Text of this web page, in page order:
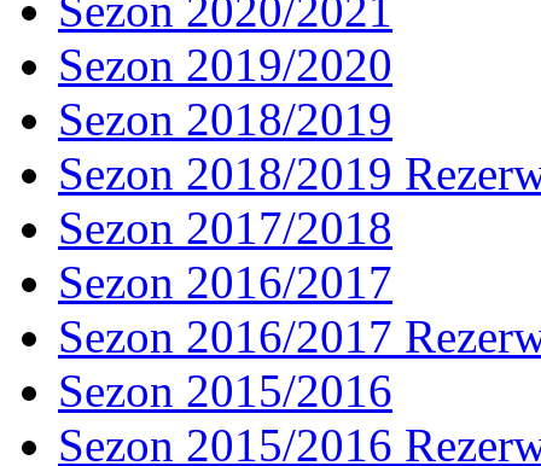
Sezon 2019/2020
Sezon 2018/2019
Sezon 2018/2019
Sezon 2017/2018
Sezon 2016/2017
Sezon 2016/2017
Sezon 2015/2016
Sezon 2015/2016